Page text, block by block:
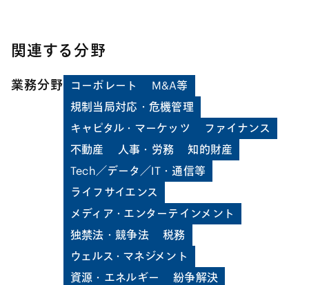
関連する分野
業務分野 コーポレート
M&A等
規制当局対応・危機管理
キャピタル・マーケッツ
ファイナンス
不動産
人事・労務
知的財産
Tech／データ／IT・通信等
ライフサイエンス
メディア・エンターテインメント
独禁法・競争法
税務
ウェルス・マネジメント
資源・エネルギー
紛争解決